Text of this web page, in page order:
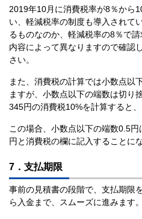
2019年10月に消費税率が8％から
い、軽減税率の制度も導入されて
るものなのか、軽減税率の8％で
内容によって異なりますので確認
さい。
また、消費税の計算では小数点以
ますが、小数点以下の端数は切り
345円の消費税10%を計算すると
この場合、小数点以下の端数0.5
円と消費税の欄に記入することに
7．支払期限
事前の見積書の段階で、支払期限
ら入金まで、スムーズに進みます。